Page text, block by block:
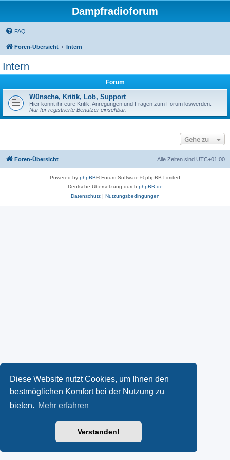
Diese Website nutzt Cookies, um Ihnen den
bestmöglichen Komfort bei der Nutzung zu
bieten. Mehr erfahren
Verstanden!
Dampfradioforum
FAQ
Foren-Übersicht Intern
Intern
Forum
Wünsche, Kritik, Lob, Support
Hier könnt ihr eure Kritik, Anregungen und Fragen zum Forum loswerden.
Nur für registrierte Benutzer einsehbar.
Gehe zu
Foren-Übersicht Alle Zeiten sind UTC+01:00
Powered by phpBB® Forum Software © phpBB Limited
Deutsche Übersetzung durch phpBB.de
Datenschutz| Nutzungsbedingungen